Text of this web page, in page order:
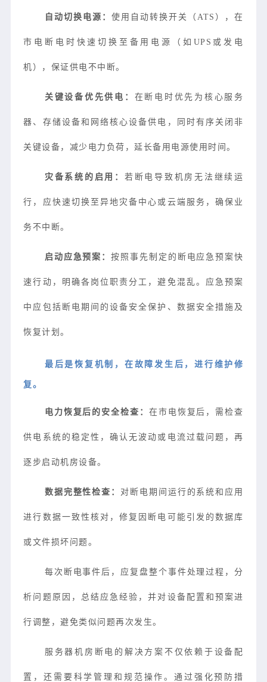
自动切换电源： 使用自动转换开关（ATS），在
市电断电时快速切换至备用电源（如UPS或发电
机），保证供电不中断。
关键设备优先供电： 在断电时优先为核心服务
器、存储设备和网络核心设备供电，同时有序关闭非
关键设备，减少电力负荷，延长备用电源使用时间。
灾备系统的启用： 若断电导致机房无法继续运
行，应快速切换至异地灾备中心或云端服务，确保业
务不中断。
启动应急预案：按照事先制定的断电应急预案快
速行动，明确各岗位职责分工，避免混乱。应急预案
中应包括断电期间的设备安全保护、数据安全措施及
恢复计划。
最后是恢复机制，在故障发生后，进行维护修
复。
电力恢复后的安全检查： 在市电恢复后，需检查
供电系统的稳定性，确认无波动或电流过载问题，再
逐步启动机房设备。
数据完整性检查： 对断电期间运行的系统和应用
进行数据一致性核对，修复因断电可能引发的数据库
或文件损坏问题。
每次断电事件后，应复盘整个事件处理过程，分
析问题原因，总结应急经验，并对设备配置和预案进
行调整，避免类似问题再次发生。
服务器机房断电的解决方案不仅依赖于设备配
置，还需要科学管理和规范操作。通过强化预防措